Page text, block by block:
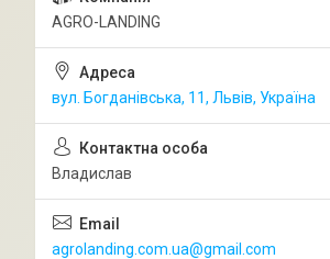
AGRO-LANDING
вул. Богданівська, 11, Львів, Україна
Владислав
agrolanding.com.ua@gmail.com